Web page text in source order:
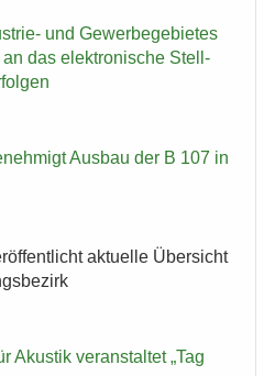
und Ge­wer­be­ge­bie­tes
an das elek­tro­ni­sche Stell­
Aus­bau der B 107 in
ak­tu­el­le Über­sicht
Akus­tik ver­an­stal­tet „Tag